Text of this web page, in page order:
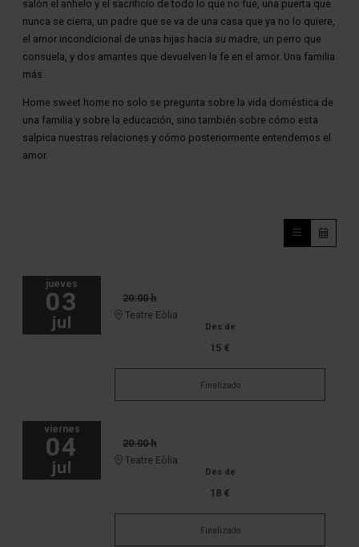
salón el anhelo y el sacrificio de todo lo que no fue, una puerta que
nunca se cierra, un padre que se va de una casa que ya no lo quiere,
el amor incondicional de unas hijas hacia su madre, un perro que
consuela, y dos amantes que devuelven la fe en el amor. Una familia
más.
Home sweet home no solo se pregunta sobre la vida doméstica de
una familia y sobre la educación, sino también sobre cómo esta
salpica nuestras relaciones y cómo posteriormente entendemos el
amor.
jueves
03
jul
20:00 h
Teatre Eòlia
Des de
15 €
Finalizado
viernes
04
jul
20:00 h
Teatre Eòlia
Des de
18 €
Finalizado